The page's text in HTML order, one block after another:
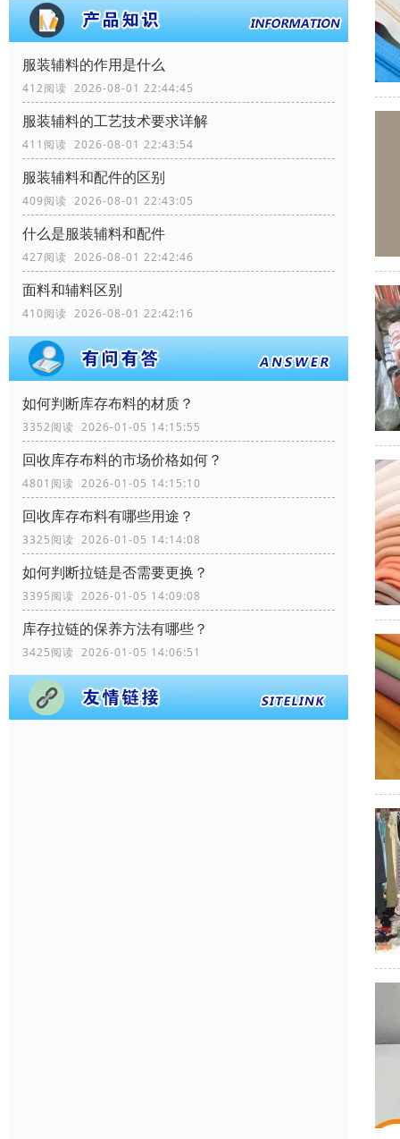
服装辅料的作用是什么
412阅读 2026-08-01 22:44:45
服装辅料的工艺技术要求详解
411阅读 2026-08-01 22:43:54
服装辅料和配件的区别
409阅读 2026-08-01 22:43:05
什么是服装辅料和配件
427阅读 2026-08-01 22:42:46
面料和辅料区别
410阅读 2026-08-01 22:42:16
如何判断库存布料的材质？
3352阅读 2026-01-05 14:15:55
回收库存布料的市场价格如何？
4801阅读 2026-01-05 14:15:10
回收库存布料有哪些用途？
3325阅读 2026-01-05 14:14:08
如何判断拉链是否需要更换？
3395阅读 2026-01-05 14:09:08
库存拉链的保养方法有哪些？
3425阅读 2026-01-05 14:06:51